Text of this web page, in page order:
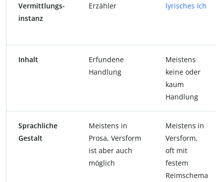
Vermittlungs-
instanz
Erzähler lyrisches Ich
Inhalt
Erfundene
Handlung
Meistens
keine oder
kaum
Handlung
Sprachliche
Gestalt
Meistens in
Prosa, Versform
ist aber auch
möglich
Meistens in
Versform,
oft mit
festem
Reimschema